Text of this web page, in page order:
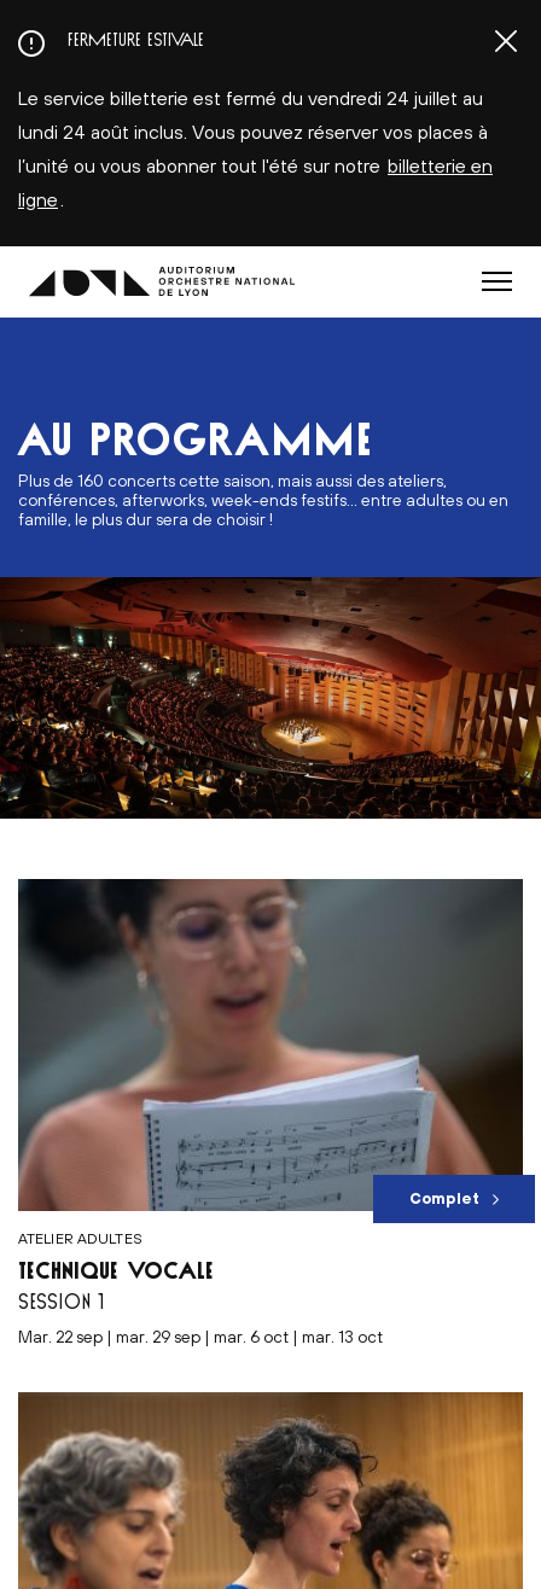
au
principal
FERMETURE ESTIVALE
Le service billetterie est fermé du vendredi 24 juillet au
lundi 24 août inclus. Vous pouvez réserver vos places à
l’unité ou vous abonner tout l'été sur notre billetterie en
ligne
Menu
AU PROGRAMME
Plus de 160 concerts cette saison, mais aussi des ateliers,
conférences, afterworks, week-ends festifs... entre adultes ou en
famille, le plus dur sera de choisir !
ATELIER ADULTES
TECHNIQUE VOCALE
SESSION 1
mar. 22 sep | mar. 29 sep | mar. 6 oct | mar. 13 oct
Complet